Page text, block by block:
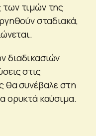
τιμών της
σταδιακά,
διαδικασιών
στις
θα συνέβαλε στη
ορυκτά καύσιμα.